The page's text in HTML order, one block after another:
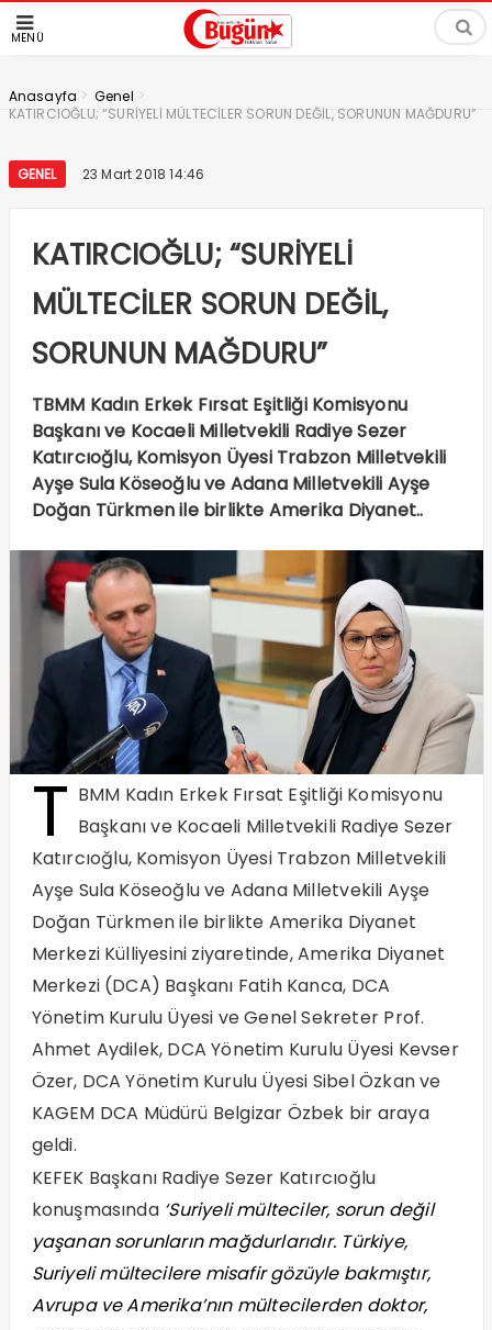
MENÜ
Anasayfa > Genel >
KATIRCIOĞLU; “SURİYELİ MÜLTECİLER SORUN DEĞİL, SORUNUN MAĞDURU”
GENEL 23 Mart 2018 14:46
KATIRCIOĞLU; “SURİYELİ
MÜLTECİLER SORUN DEĞİL,
SORUNUN MAĞDURU”
TBMM Kadın Erkek Fırsat Eşitliği Komisyonu
Başkanı ve Kocaeli Milletvekili Radiye Sezer
Katırcıoğlu, Komisyon Üyesi Trabzon Milletvekili
Ayşe Sula Köseoğlu ve Adana Milletvekili Ayşe
Doğan Türkmen ile birlikte Amerika Diyanet..
T BMM Kadın Erkek Fırsat Eşitliği Komisyonu
Başkanı ve Kocaeli Milletvekili Radiye Sezer
Katırcıoğlu, Komisyon Üyesi Trabzon Milletvekili
Ayşe Sula Köseoğlu ve Adana Milletvekili Ayşe
Doğan Türkmen ile birlikte Amerika Diyanet
Merkezi Külliyesini ziyaretinde, Amerika Diyanet
Merkezi (DCA) Başkanı Fatih Kanca, DCA
Yönetim Kurulu Üyesi ve Genel Sekreter Prof.
Ahmet Aydilek, DCA Yönetim Kurulu Üyesi Kevser
Özer, DCA Yönetim Kurulu Üyesi Sibel Özkan ve
KAGEM DCA Müdürü Belgizar Özbek bir araya
geldi.
KEFEK Başkanı Radiye Sezer Katırcıoğlu
konuşmasında ‘Suriyeli mülteciler, sorun değil
yaşanan sorunların mağdurlarıdır. Türkiye,
Suriyeli mültecilere misafir gözüyle bakmıştır,
Avrupa ve Amerika’nın mültecilerden doktor,